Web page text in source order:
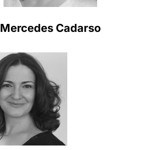
Mercedes Cadarso